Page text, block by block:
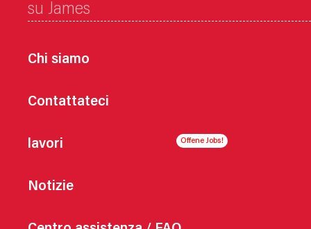
su James
Chi siamo
Contattateci
lavori
Notizie